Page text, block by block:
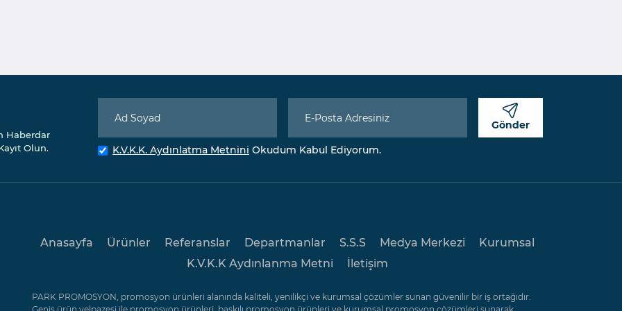
Haberdar
Olun.
Gönder
K.V.K.K. Aydınlatma Metnini Okudum Kabul Ediyorum.
Anasayfa Ürünler Referanslar Departmanlar S.S.S Medya Merkezi
Kurumsal
K.V.K.K Aydınlanma Metni
İletişim
PARK PROMOSYON, promosyon ürünleri alanında kaliteli, yenilikçi ve kurumsal çözümler sunan güvenilir bir iş ortağıdır.